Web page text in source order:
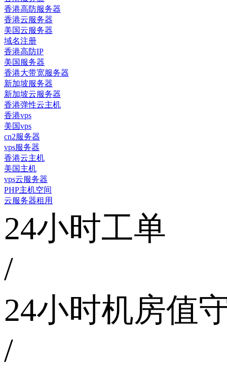
香港高防服务器
香港云服务器
美国云服务器
域名注册
香港高防IP
美国服务器
香港大带宽服务器
新加坡服务器
新加坡云服务器
香港弹性云主机
香港vps
美国vps
cn2服务器
vps服务器
香港云主机
美国主机
vps云服务器
PHP主机空间
云服务器租用
24小时工单
/
24小时机房值
/